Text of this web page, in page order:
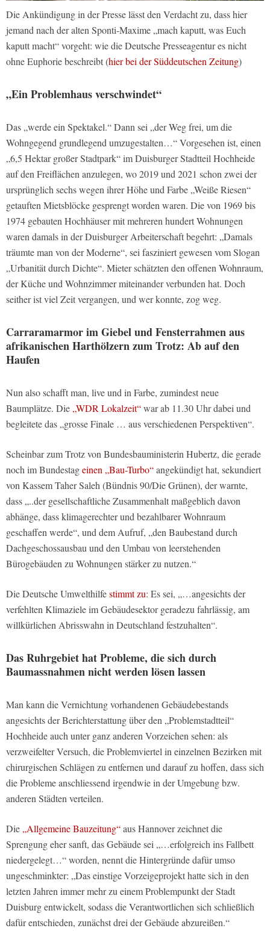
Die Ankündigung in der Presse lässt den Verdacht zu, dass hier
jemand nach der alten Sponti-Maxime „mach kaputt, was Euch
kaputt macht“ vorgeht: wie die Deutsche Presseagentur es nicht
ohne Euphorie beschreibt (hier bei der Süddeutschen Zeitung)
„Ein Problemhaus verschwindet“
Das „werde ein Spektakel.“ Dann sei „der Weg frei, um die
Wohngegend grundlegend umzugestalten…“ Vorgesehen ist, einen
„6,5 Hektar großer Stadtpark“ im Duisburger Stadtteil Hochheide
auf den Freiflächen anzulegen, wo 2019 und 2021 schon zwei der
ursprünglich sechs wegen ihrer Höhe und Farbe „Weiße Riesen“
getauften Mietsblöcke gesprengt worden waren. Die von 1969 bis
1974 gebauten Hochhäuser mit mehreren hundert Wohnungen
waren damals in der Duisburger Arbeiterschaft begehrt: „Damals
träumte man von der Moderne“, sei fasziniert gewesen vom Slogan
„Urbanität durch Dichte“. Mieter schätzten den offenen Wohnraum,
der Küche und Wohnzimmer miteinander verbunden hat. Doch
seither ist viel Zeit vergangen, und wer konnte, zog weg.
Carraramarmor im Giebel und Fensterrahmen aus
afrikanischen Harthölzern zum Trotz: Ab auf den
Haufen
Nun also schafft man, live und in Farbe, zumindest neue
Baumplätze. Die„WDR Lokalzeit“war ab 11.30 Uhr dabei und
begleitete das „grosse Finale … aus verschiedenen Perspektiven“.
Scheinbar zum Trotz von Bundesbauministerin Hubertz, die gerade
noch im Bundestageinen „Bau-Turbo“angekündigt hat, sekundiert
von Kassem Taher Saleh (Bündnis 90/Die Grünen), der warnte,
dass „..der gesellschaftliche Zusammenhalt maßgeblich davon
abhänge, dass klimagerechter und bezahlbarer Wohnraum
geschaffen werde“, und dem Aufruf, „den Baubestand durch
Dachgeschossausbau und den Umbau von leerstehenden
Bürogebäuden zu Wohnungen stärker zu nutzen.“
Die Deutsche Umwelthilfestimmt zu: Es sei, „…angesichts der
verfehlten Klimaziele im Gebäudesektor geradezu fahrlässig, am
willkürlichen Abrisswahn in Deutschland festzuhalten“.
Das Ruhrgebiet hat Probleme, die sich durch
Baumassnahmen nicht werden lösen lassen
Man kann die Vernichtung vorhandenen Gebäudebestands
angesichts der Berichterstattung über den „Problemstadtteil“
Hochheide auch unter ganz anderen Vorzeichen sehen: als
verzweifelter Versuch, die Problemviertel in einzelnen Bezirken mit
chirurgischen Schlägen zu entfernen und darauf zu hoffen, dass sich
die Probleme anschliessend irgendwie in der Umgebung bzw.
anderen Städten verteilen.
Die„Allgemeine Bauzeitung“aus Hannover zeichnet die
Sprengung eher sanft, das Gebäude sei „…erfolgreich ins Fallbett
niedergelegt…“ worden, nennt die Hintergründe dafür umso
ungeschminkter: „Das einstige Vorzeigeprojekt hatte sich in den
letzten Jahren immer mehr zu einem Problempunkt der Stadt
Duisburg entwickelt, sodass die Verantwortlichen sich schließlich
dafür entschieden, zunächst drei der Gebäude abzureißen.“